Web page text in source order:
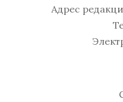
Адрес